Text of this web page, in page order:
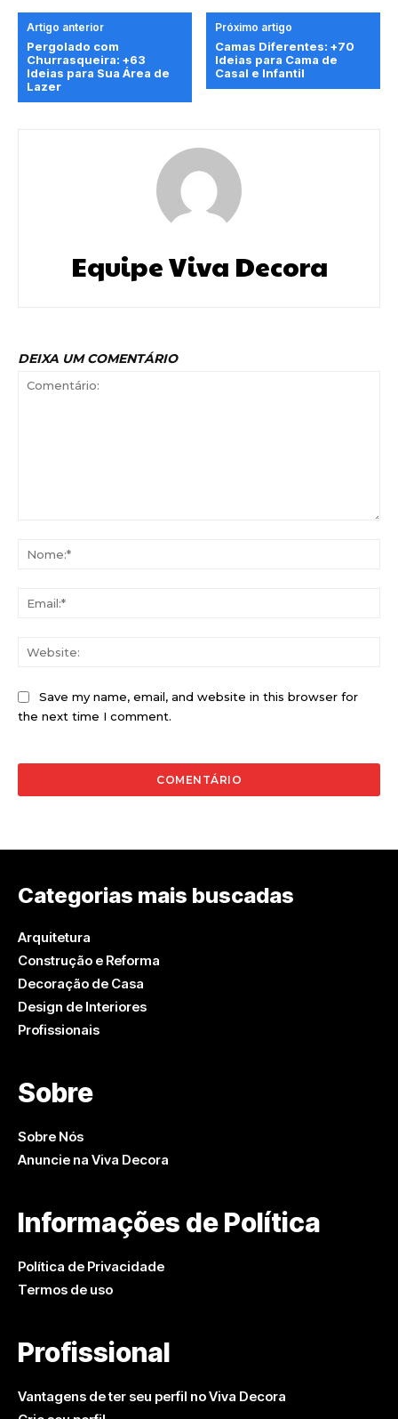
Artigo anterior
Pergolado com
Churrasqueira: +63
Ideias para Sua Área de
Lazer
Próximo artigo
Camas Diferentes: +70
Ideias para Cama de
Casal e Infantil
Equipe Viva Decora
DEIXA UM COMENTÁRIO
Save my name, email, and website in this browser for
the next time I comment.
Categorias mais buscadas
Arquitetura
Construção e Reforma
Decoração de Casa
Design de Interiores
Profissionais
Sobre
Sobre Nós
Anuncie na Viva Decora
Informações de Política
Política de Privacidade
Termos de uso
Profissional
Vantagens de ter seu perfil no Viva Decora